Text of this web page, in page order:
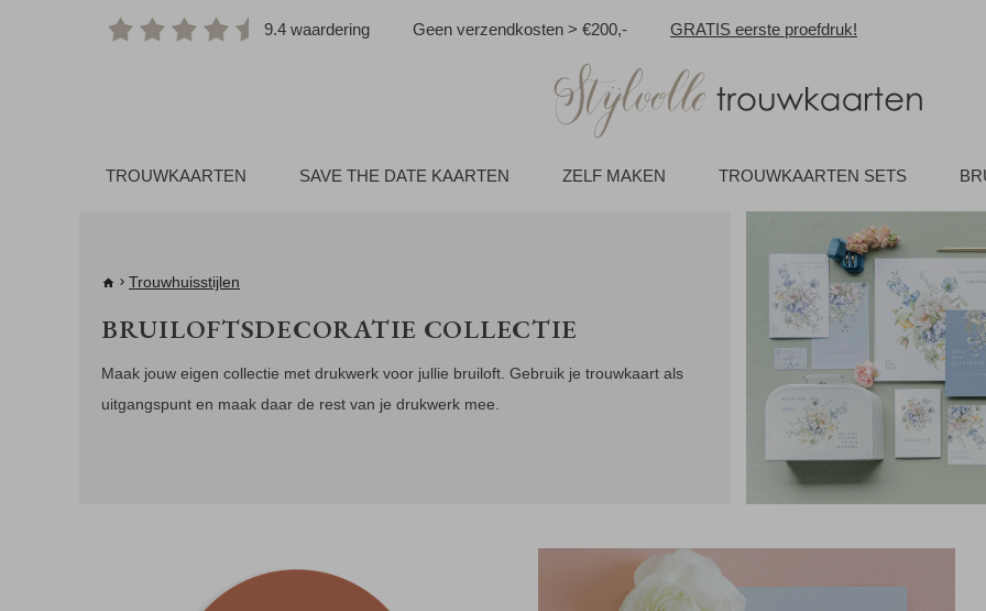
9.4 waardering Geen verzendkosten > €200,- GRATIS eerste proefdruk!
TROUWKAARTEN SAVE THE DATE KAARTEN ZELF MAKEN TROUWKAARTEN SETS
Trouwhuisstijlen
BRUILOFTSDECORATIE COLLECTIE
Maak jouw eigen collectie met drukwerk voor jullie bruiloft. Gebruik je trouwkaart als
uitgangspunt en maak daar de rest van je drukwerk mee.